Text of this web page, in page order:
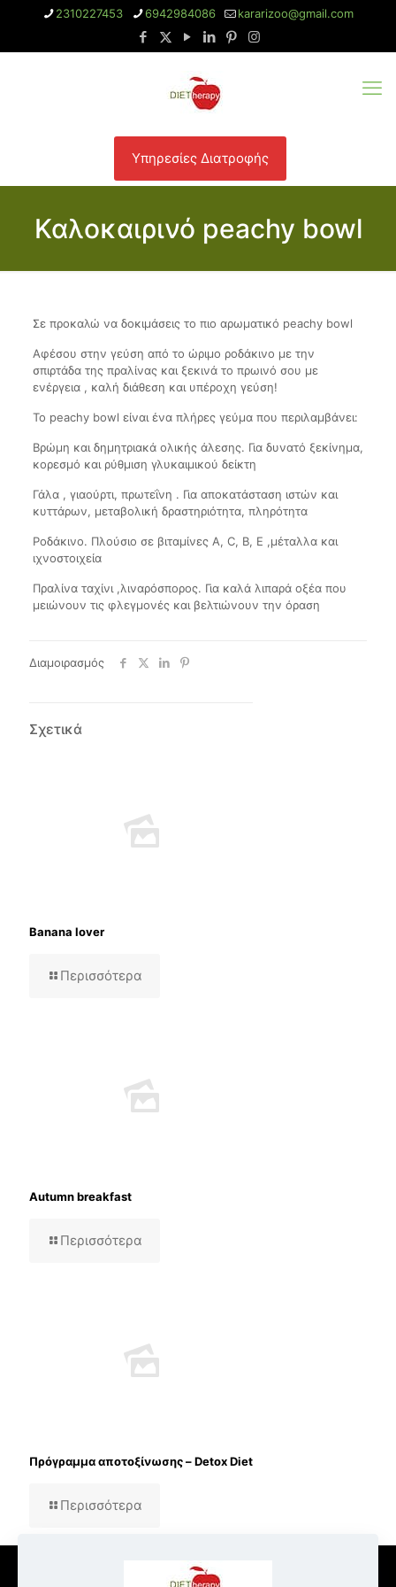
2310227453 6942984086 kararizoo@gmail.com
Υπηρεσίες Διατροφής
Καλοκαιρινό peachy bowl
Σε προκαλώ να δοκιμάσεις το πιο αρωματικό peachy bowl
Αφέσου στην γεύση από το ώριμο ροδάκινο με την
σπιρτάδα της πραλίνας και ξεκινά το πρωινό σου με
ενέργεια , καλή διάθεση και υπέροχη γεύση!
Το peachy bowl είναι ένα πλήρες γεύμα που περιλαμβάνει:
Βρώμη και δημητριακά ολικής άλεσης. Για δυνατό ξεκίνημα,
κορεσμό και ρύθμιση γλυκαιμικού δείκτη
Γάλα , γιαούρτι, πρωτεΐνη . Για αποκατάσταση ιστών και
κυττάρων, μεταβολική δραστηριότητα, πληρότητα
Ροδάκινο. Πλούσιο σε βιταμίνες Α, C, B, E ,μέταλλα και
ιχνοστοιχεία
Πραλίνα ταχίνι ,λιναρόσπορος. Για καλά λιπαρά οξέα που
μειώνουν τις φλεγμονές και βελτιώνουν την όραση
Διαμοιρασμός
Σχετικά
Banana lover
Περισσότερα
Autumn breakfast
Περισσότερα
Πρόγραμμα αποτοξίνωσης – Detox Diet
Περισσότερα